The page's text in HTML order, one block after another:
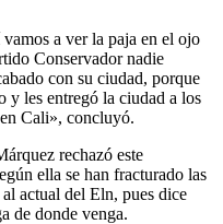
a ver la paja en el ojo
Conservador nadie
con su ciudad, porque
y les entregó la ciudad a los
Cali», concluyó.
rechazó este
ella se han fracturado las
actual del Eln, pues dice
de donde venga.